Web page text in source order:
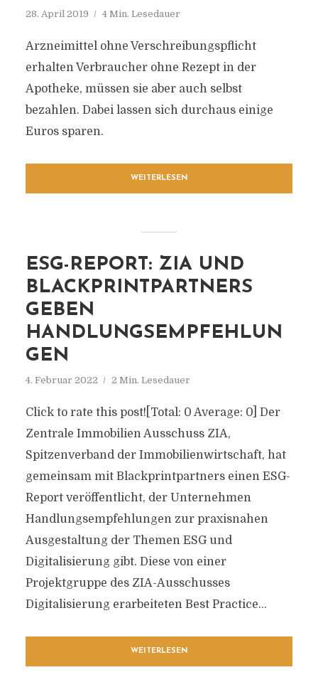
28. April 2019 4 Min. Lesedauer
Arzneimittel ohne Verschreibungspflicht
erhalten Verbraucher ohne Rezept in der
Apotheke, müssen sie aber auch selbst
bezahlen. Dabei lassen sich durchaus einige
Euros sparen.
WEITERLESEN
ESG-REPORT: ZIA UND
BLACKPRINTPARTNERS
GEBEN
HANDLUNGSEMPFEHLUN
GEN
4. Februar 2022 2 Min. Lesedauer
Click to rate this post![Total: 0 Average: 0] Der
Zentrale Immobilien Ausschuss ZIA,
Spitzenverband der Immobilienwirtschaft, hat
gemeinsam mit Blackprintpartners einen ESG-
Report veröffentlicht, der Unternehmen
Handlungsempfehlungen zur praxisnahen
Ausgestaltung der Themen ESG und
Digitalisierung gibt. Diese von einer
Projektgruppe des ZIA-Ausschusses
Digitalisierung erarbeiteten Best Practice...
WEITERLESEN